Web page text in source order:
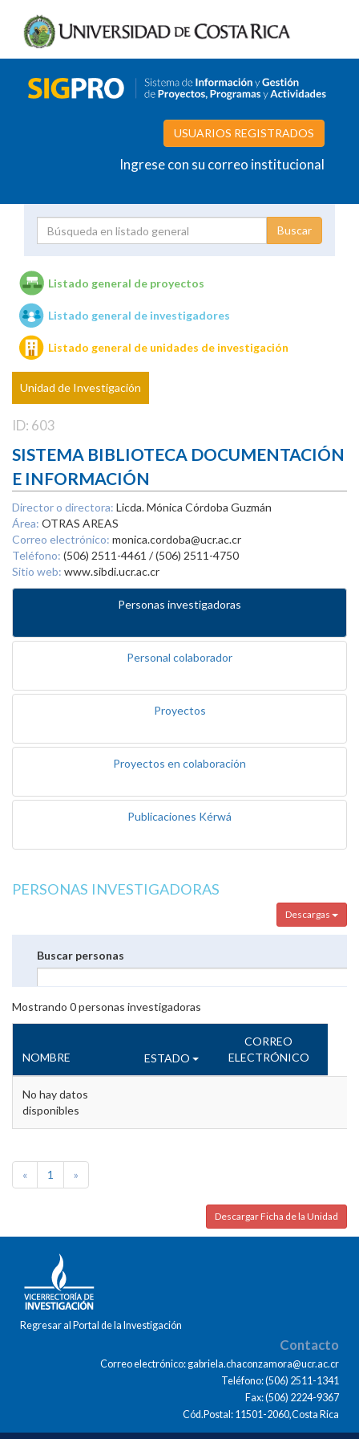
USUARIOS REGISTRADOS
Ingrese con su correo institucional
Unidades de investigación
Listado general de proyectos
Listado general de investigadores
Listado general de unidades de investigación
Unidad de Investigación
ID: 603
SISTEMA BIBLIOTECA DOCUMENTACIÓN
E INFORMACIÓN
Director o directora: Licda. Mónica Córdoba Guzmán
Área: OTRAS AREAS
Correo electrónico: monica.cordoba@ucr.ac.cr
Teléfono: (506) 2511-4461 / (506) 2511-4750
Sitio web: www.sibdi.ucr.ac.cr
Personas investigadoras
Personal colaborador
Proyectos
Proyectos en colaboración
Publicaciones Kérwá
PERSONAS INVESTIGADORAS
Descargas
Buscar personas
Mostrando 0personas investigadoras
NOMBRE ESTADO
CORREO
ELECTRÓNICO
No hay datos
disponibles
« 1 »
Descargar Ficha de la Unidad
Regresar al Portal de la Investigación
Contacto
Correo electrónico: gabriela.chaconzamora@ucr.ac.cr
Teléfono: (506) 2511-1341
Fax: (506) 2224-9367
Cód.Postal: 11501-2060,Costa Rica